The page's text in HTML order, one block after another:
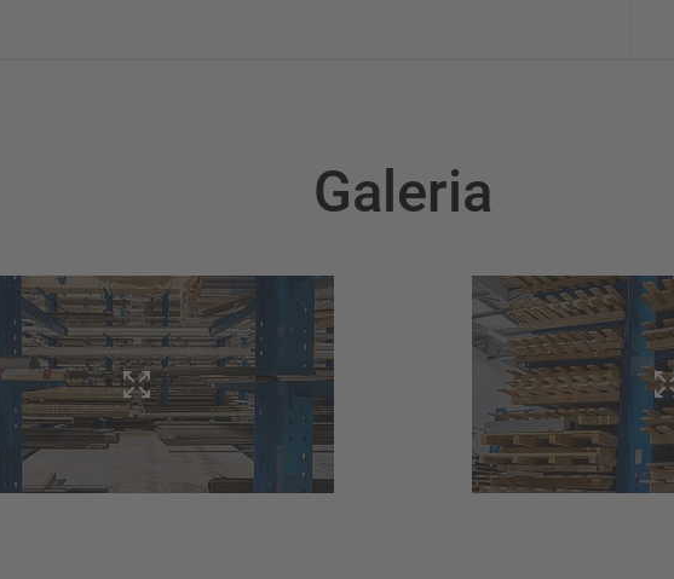
Galeria